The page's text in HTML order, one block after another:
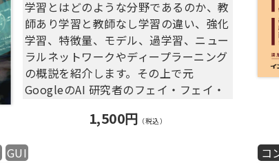
には、中級者にステップアップするため
の応用術も身に付けられるでしょう。
もちろん、シリーズで好評の「エラー解
決・虎の巻」も収録していますので、途
中でつまずいても安心です。
機械学習の楽しさ、奥深さをじっくり学
び、新しい未来への道を拓いてみません
か。
学習とはどのような分野であるのか、教
師あり学習と教師なし学習の違い、強化
学習、特徴量、モデル、過学習、ニュー
ラルネットワークやディープラーニング
の概説を紹介します。その上で元
GoogleのAI 研究者のフェイ・フェイ・
「利用者としての人工知能」を考えてい
1,500円 （税込）
GUI コ